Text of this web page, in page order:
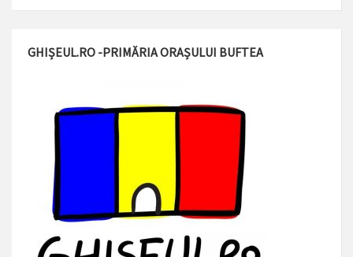
GHIȘEUL.RO -PRIMĂRIA ORAȘULUI BUFTEA